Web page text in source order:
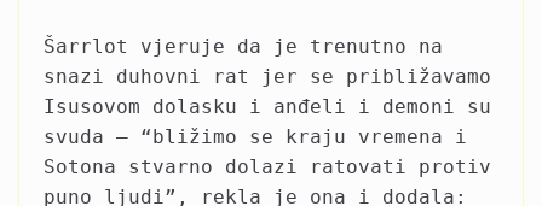
Šarrlot vjeruje da je trenutno na
snazi duhovni rat jer se približavamo
Isusovom dolasku i anđeli i demoni su
svuda – “bližimo se kraju vremena i
Sotona stvarno dolazi ratovati protiv
puno ljudi”, rekla je ona i dodala: